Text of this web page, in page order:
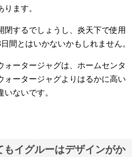
ます。
閉するでしょうし、炎天下で使用
間とはいかないかもしれません。
ォータージャグは、ホームセンタ
ォータージャグよりはるかに高い
ないです。
もイグルーはデザインがか